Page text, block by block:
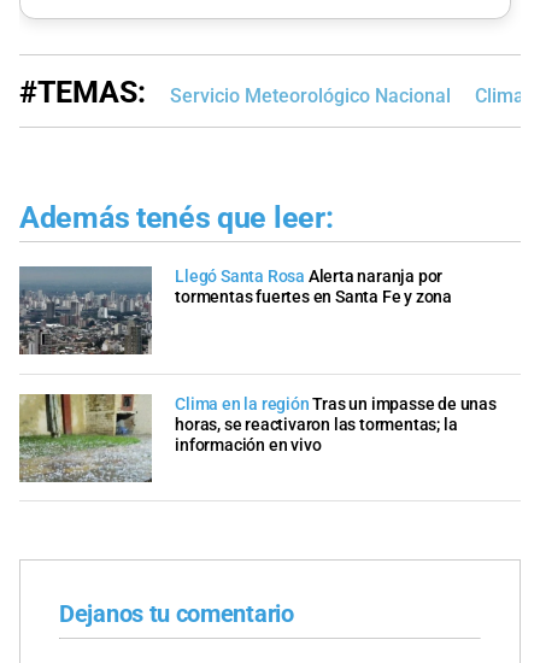
#TEMAS: Servicio Meteorológico Nacional Clima
Además tenés que leer:
Llegó Santa Rosa Alerta naranja por
tormentas fuertes en Santa Fe y zona
Clima en la región Tras un impasse de unas
horas, se reactivaron las tormentas; la
información en vivo
Dejanos tu comentario